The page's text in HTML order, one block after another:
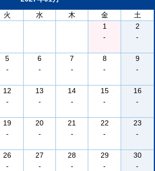
火 水 木 金
土
1
-
2
-
5
-
6
-
7
-
8
-
9
-
12
-
13
-
14
-
15
-
16
-
19
-
20
-
21
-
22
-
23
-
26
-
27
-
28
-
29
-
30
-